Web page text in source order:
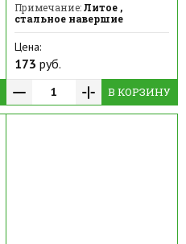
Примечание:Литое ,
стальное навершие
Цена:
173 руб.
В КОРЗИНУ